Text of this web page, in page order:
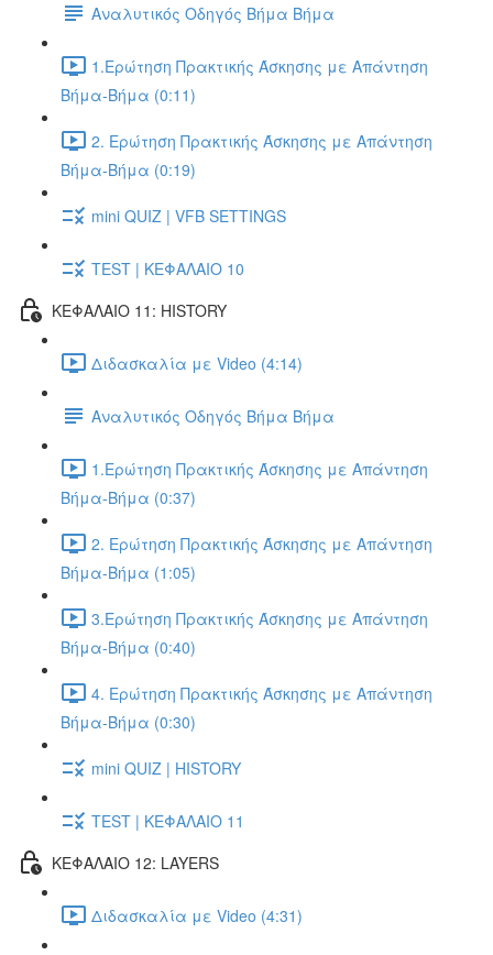
Αναλυτικός Οδηγός Βήμα Βήμα
1.Ερώτηση Πρακτικής Άσκησης με Απάντηση
Βήμα-Βήμα (0:11)
2. Ερώτηση Πρακτικής Άσκησης με Απάντηση
Βήμα-Βήμα (0:19)
mini QUIZ | VFB SETTINGS
TEST | ΚΕΦΑΛΑΙΟ 10
ΚΕΦΑΛΑΙΟ 11: HISTORY
Διδασκαλία με Video (4:14)
Αναλυτικός Οδηγός Βήμα Βήμα
1.Ερώτηση Πρακτικής Άσκησης με Απάντηση
Βήμα-Βήμα (0:37)
2. Ερώτηση Πρακτικής Άσκησης με Απάντηση
Βήμα-Βήμα (1:05)
3.Ερώτηση Πρακτικής Άσκησης με Απάντηση
Βήμα-Βήμα (0:40)
4. Ερώτηση Πρακτικής Άσκησης με Απάντηση
Βήμα-Βήμα (0:30)
mini QUIZ | HISTORY
TEST | ΚΕΦΑΛΑΙΟ 11
ΚΕΦΑΛΑΙΟ 12: LAYERS
Διδασκαλία με Video (4:31)